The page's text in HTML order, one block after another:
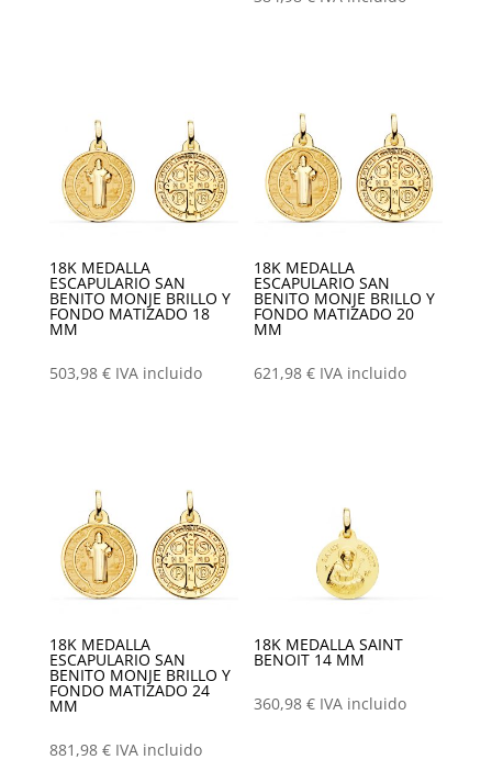
18K MEDALLA
ESCAPULARIO SAN
BENITO MONJE BRILLO Y
FONDO MATIZADO 18
MM
503,98 € IVA incluido
18K MEDALLA
ESCAPULARIO SAN
BENITO MONJE BRILLO Y
FONDO MATIZADO 20
MM
621,98€ IVA incluido
18K MEDALLA
ESCAPULARIO SAN
BENITO MONJE BRILLO Y
FONDO MATIZADO 24
MM
881,98 € IVA incluido
18K MEDALLA SAINT
BENOIT 14 MM
360,98€ IVA incluido